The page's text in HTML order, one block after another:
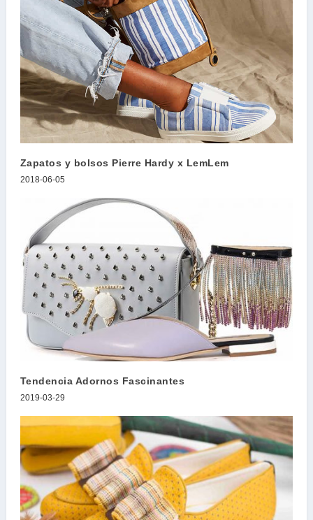
Zapatos y bolsos Pierre Hardy x LemLem
2018-06-05
Tendencia Adornos Fascinantes
2019-03-29